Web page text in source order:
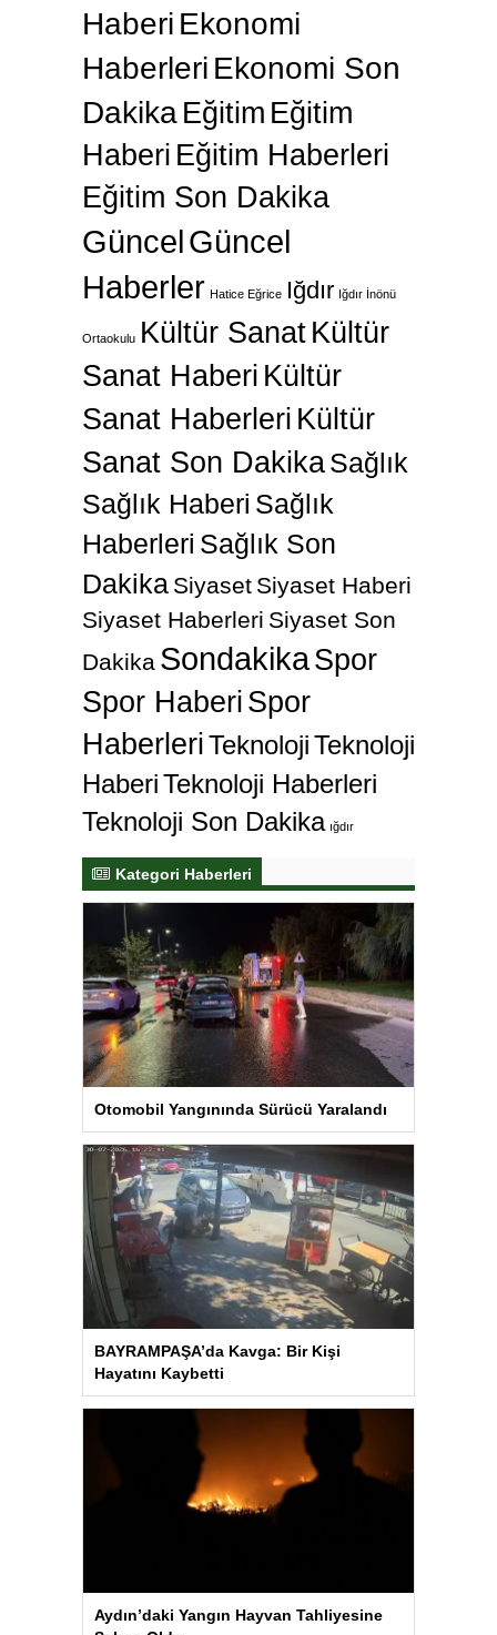
Haberi Ekonomi
Haberleri Ekonomi Son
Dakika Eğitim Eğitim
Haberi Eğitim Haberleri
Eğitim Son Dakika
GüncelGüncel
Haberler Hatice Eğrice Iğdır Iğdır İnönü
Ortaokulu Kültür SanatKültür
Sanat Haberi Kültür
Sanat Haberleri Kültür
Sanat Son DakikaSağlık
Sağlık Haberi Sağlık
Haberleri Sağlık Son
Dakika Siyaset Siyaset Haberi
Siyaset Haberleri Siyaset Son
Dakika SondakikaSpor
Spor Haberi Spor
HaberleriTeknolojiTeknoloji
HaberiTeknoloji Haberleri
Teknoloji Son Dakika ığdır
Kategori Haberleri
Otomobil Yangınında Sürücü Yaralandı
BAYRAMPAŞA’da Kavga: Bir Kişi
Hayatını Kaybetti
Aydın’daki Yangın Hayvan Tahliyesine